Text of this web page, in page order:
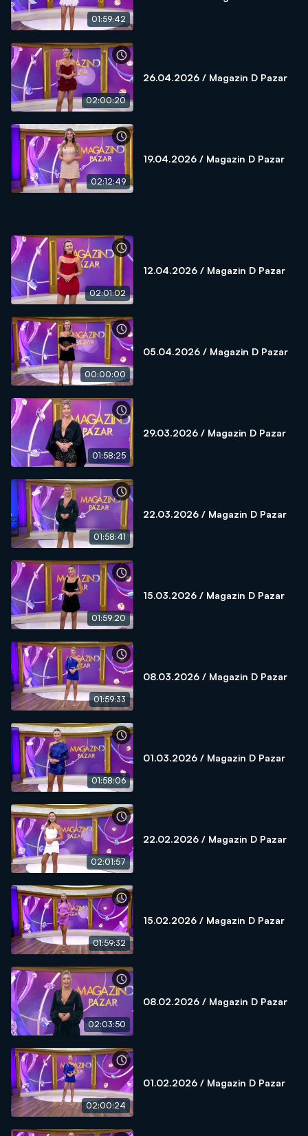
01:59:42
02:00:20
26.04.2026 / Magazin D Pazar
02:12:49
19.04.2026 / Magazin D Pazar
02:01:02
12.04.2026 / Magazin D Pazar
00:00:00
05.04.2026 / Magazin D Pazar
01:58:25
29.03.2026 / Magazin D Pazar
01:58:41
22.03.2026 / Magazin D Pazar
01:59:20
15.03.2026 / Magazin D Pazar
01:59:33
08.03.2026 / Magazin D Pazar
01:58:06
01.03.2026 / Magazin D Pazar
02:01:57
22.02.2026 / Magazin D Pazar
01:59:32
15.02.2026 / Magazin D Pazar
02:03:50
08.02.2026 / Magazin D Pazar
02:00:24
01.02.2026 / Magazin D Pazar